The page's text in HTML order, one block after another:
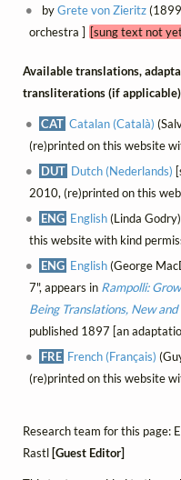
byGrete von Zieritz
orchestra ] [sung text not
Available translations,
transliterations (if
CAT Catalan (Català)
(re)printed on this website
DUT Dutch (Nederlands)
2010, (re)printed on this
ENG English(Linda
this website with kind
ENG English(George
7", appears in Rampolli:
Being Translations, New
published 1897 [an
FRE French (Français)
(re)printed on this website
Research team for this page:
Rastl [Guest Editor]